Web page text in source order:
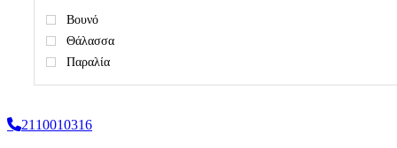
Βουνό
Θάλασσα
Παραλία
2110010316